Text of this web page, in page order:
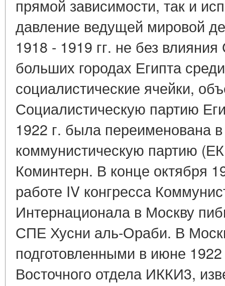
прямой зависимости, так и
давление ведущей мировой
1918 - 1919 гг. не без
больших городах Египта
социалистические ячейки,
Социалистическую партию
1922 г. была переименована
коммунистическую партию
Коминтерн. В конце октября
работе IV конгресса
Интернационала в Москву
СПЕ Хусни аль-Ораби. В
подготовленными в июне 1922
Восточного отдела ИККИ3,